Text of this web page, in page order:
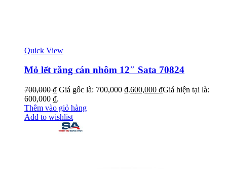
Quick View
Mỏ lết răng cán nhôm 12″ Sata 70824
700,000₫ Giá gốc là: 700,000 ₫.600,000 ₫Giá hiện tại là:
600,000 ₫.
Thêm vào giỏ hàng
Add to wishlist